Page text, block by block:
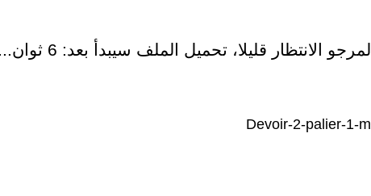
المرجو الانتظار قليلا، تحميل الملف سيبدأ بعد: 6 ثوان...